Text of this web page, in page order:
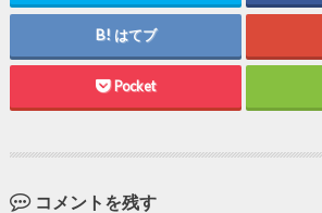
はてブ
Pocket
コメントを残す